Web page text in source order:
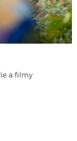
a filmy